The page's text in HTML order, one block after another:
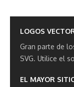
LOGOS
Gran parte de
SVG. Utilice el
EL MAYOR